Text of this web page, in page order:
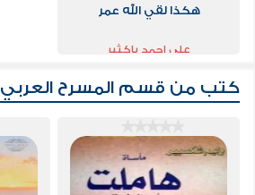
هكذا لقي الله عمر
علي احمد باكثير
كتب من قسم المسرح العربي